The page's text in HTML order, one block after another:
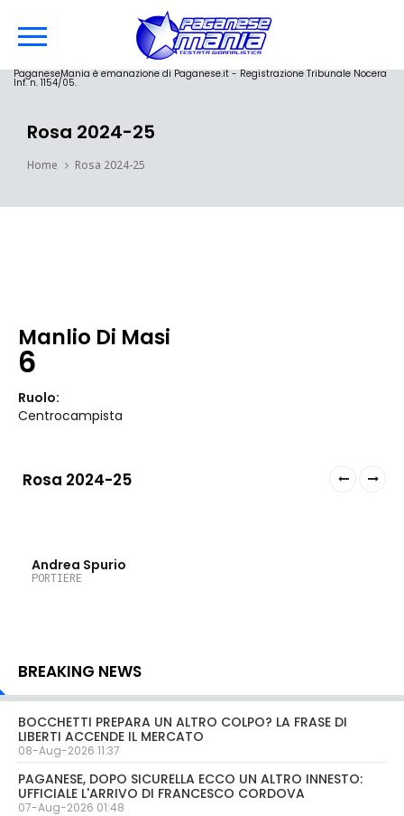
PaganeseMania è emanazione di Paganese.it - Registrazione Tribunale Nocera
Inf. n. 1154/05.
Rosa 2024-25
Home Rosa 2024-25
Manlio Di Masi
6
Ruolo:
Centrocampista
Rosa 2024-25
Andrea Spurio
PORTIERE
BREAKING NEWS
BOCCHETTI PREPARA UN ALTRO COLPO? LA FRASE DI
LIBERTI ACCENDE IL MERCATO
08-Aug-2026 11:37
PAGANESE, DOPO SICURELLA ECCO UN ALTRO INNESTO:
UFFICIALE L'ARRIVO DI FRANCESCO CORDOVA
07-Aug-2026 01:48